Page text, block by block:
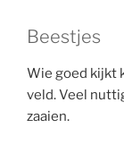
Beestjes
Wie goed kijkt
veld. Veel
zaaien.